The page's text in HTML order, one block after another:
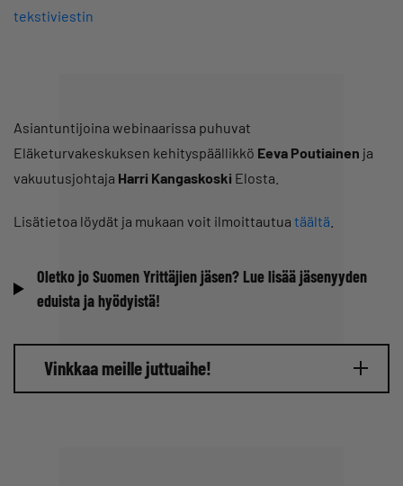
tekstiviestin
Asiantuntijoina webinaarissa puhuvat
Eläketurvakeskuksen kehityspäällikkö Eeva Poutiainen ja
vakuutusjohtaja Harri Kangaskoski Elosta.
Lisätietoa löydät ja mukaan voit ilmoittautua täältä
Oletko jo Suomen Yrittäjien jäsen? Lue lisää jäsenyyden
eduista ja hyödyistä!
Vinkkaa meille juttuaihe!